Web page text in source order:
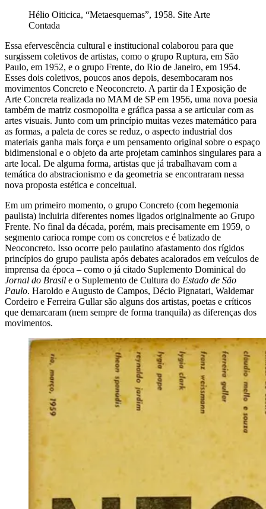
Hélio Oiticica, “Metaesquemas”, 1958. Site Arte
Contada
Essa efervescência cultural e institucional colaborou para que
surgissem coletivos de artistas, como o grupo Ruptura, em São
Paulo, em 1952, e o grupo Frente, do Rio de Janeiro, em 1954.
Esses dois coletivos, poucos anos depois, desembocaram nos
movimentos Concreto e Neoconcreto. A partir da I Exposição de
Arte Concreta realizada no MAM de SP em 1956, uma nova poesia
também de matriz cosmopolita e gráfica passa a se articular com as
artes visuais. Junto com um princípio muitas vezes matemático para
as formas, a paleta de cores se reduz, o aspecto industrial dos
materiais ganha mais força e um pensamento original sobre o espaço
bidimensional e o objeto da arte projetam caminhos singulares para a
arte local. De alguma forma, artistas que já trabalhavam com a
temática do abstracionismo e da geometria se encontraram nessa
nova proposta estética e conceitual.
Em um primeiro momento, o grupo Concreto (com hegemonia
paulista) incluiria diferentes nomes ligados originalmente ao Grupo
Frente. No final da década, porém, mais precisamente em 1959, o
segmento carioca rompe com os concretos e é batizado de
Neoconcreto. Isso ocorre pelo paulatino afastamento dos rígidos
princípios do grupo paulista após debates acalorados em veículos de
imprensa da época – como o já citado Suplemento Dominical do
Jornal do Brasil e o Suplemento de Cultura do Estado de São
Paulo. Haroldo e Augusto de Campos, Décio Pignatari, Waldemar
Cordeiro e Ferreira Gullar são alguns dos artistas, poetas e críticos
que demarcaram (nem sempre de forma tranquila) as diferenças dos
movimentos.